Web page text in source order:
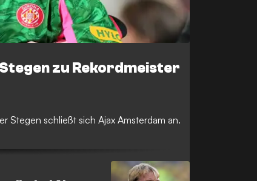
zu Rekordmeister
Stegen schließt sich Ajax Amsterdam an.